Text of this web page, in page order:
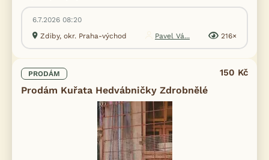
6.7.2026 08:20
Zdiby, okr. Praha-východ
Pavel Vá... 216×
PRODÁM
Prodám Kuřata Hedvábničky Zdrobnělé
150 Kč